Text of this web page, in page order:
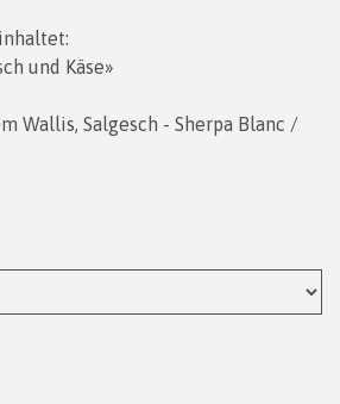
und Käse»
Wallis, Salgesch - Sherpa Blanc /